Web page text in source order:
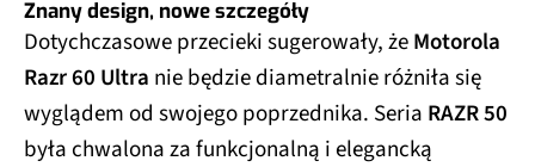
Znany design, nowe szczegóły
Dotychczasowe przecieki sugerowały, żeMotorola
Razr 60 Ultra nie będzie diametralnie różniła się
wyglądem od swojego poprzednika. Seria RAZR 50
była chwalona za funkcjonalną i elegancką